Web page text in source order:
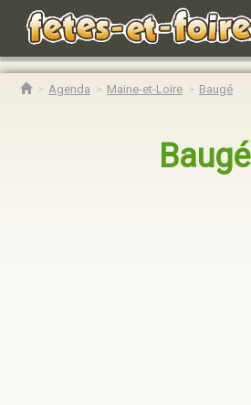
Agenda Maine-et-Loire Baugé
Baugé